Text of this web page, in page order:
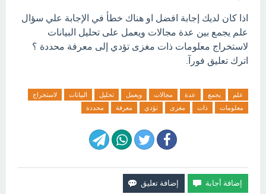
اذا كان لديك إجابة افضل او هناك خطأ في الإجابة علي سؤال
علم يجمع بين عدة مجالات ويعمل على تحليل البيانات
لاستخراج معلومات ذات مغزى تؤدي إلى معرفة محددة ؟
اترك تعليق فورآ.
علم يجمع عدة مجالات ويعمل تحليل البيانات
لاستخراج
معلومات
ذات مغزى تؤدي معرفة محددة